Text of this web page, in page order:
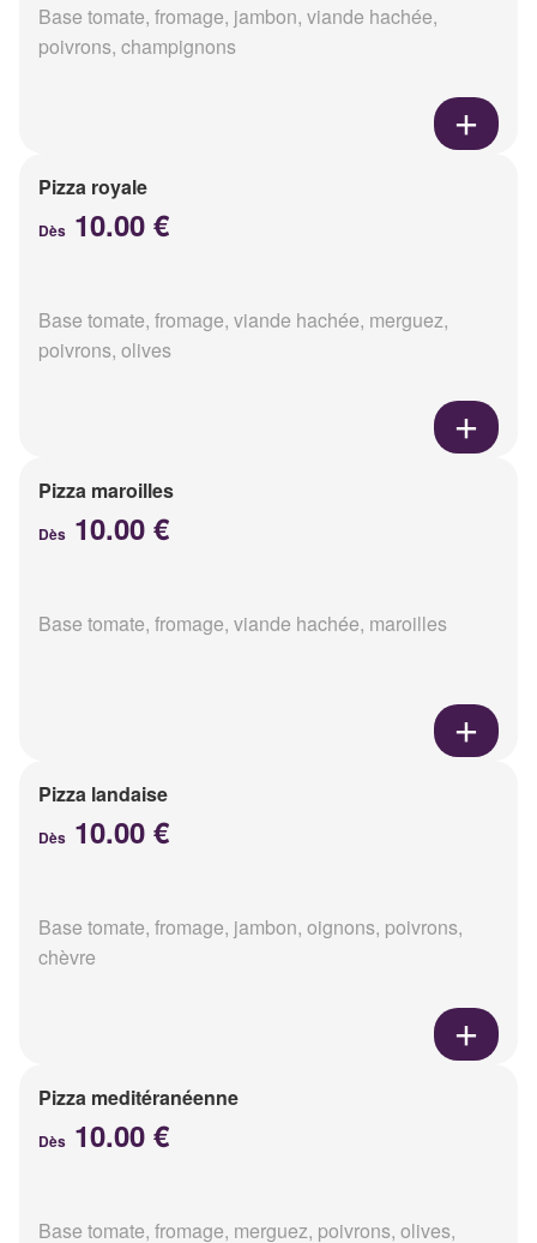
Base tomate, fromage, jambon, viande hachée,
poivrons, champignons
Pizza royale
Dès 10.00 €
Base tomate, fromage, viande hachée, merguez,
poivrons, olives
Pizza maroilles
Dès 10.00 €
Base tomate, fromage, viande hachée, maroilles
Pizza landaise
Dès 10.00 €
Base tomate, fromage, jambon, oignons, poivrons,
chèvre
Pizza meditéranéenne
Dès 10.00 €
Base tomate, fromage, merguez, poivrons, olives,